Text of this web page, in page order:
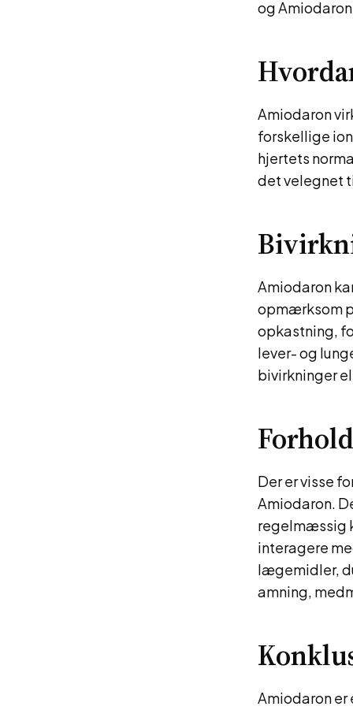
og
Amiodaron
forskellige
hjertets
det velegnet
Amiodaron
opmærksom
opkastning,
lever- og
bivirkninger
Der er visse
Amiodaron.
regelmæssig
interagere
lægemidler,
amning,
Amiodaron